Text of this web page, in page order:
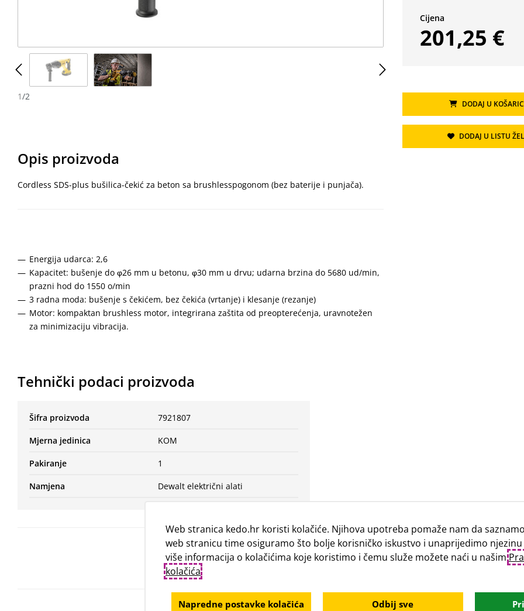
Cijena
201,25 €
DODAJ U
DODAJ U LISTU
N M
1/2
Opis proizvoda
Cordless SDS-plus bušilica-čekić za beton sa brushlesspogonom (bez baterije i punjača).
Energija udarca: 2,6
Kapacitet: bušenje do φ26 mm u betonu, φ30 mm u drvu; udarna brzina do 5680 ud/min,
prazni hod do 1550 o/min
3 radna moda: bušenje s čekićem, bez čekića (vrtanje) i klesanje (rezanje)
Motor: kompaktan brushless motor, integrirana zaštita od preopterećenja, uravnotežen
za minimizaciju vibracija.
Tehnički podaci proizvoda
Šifra proizvoda 7921807
Mjerna jedinica KOM
Pakiranje 1
Namjena Dewalt električni alati
Web stranica kedo.hr koristi kolačiće. Njihova upotreba pomaže nam da
web stranicu time osiguramo što bolje korisničko iskustvo i unaprijedimo
više informacija o kolačićima koje koristimo i čemu služe možete naći u našim
kolačića.
Napredne postavke kolačića Odbij sve